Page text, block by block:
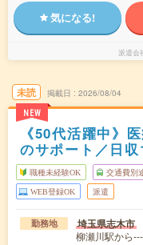
気になる!
派遣会
未読
NEW
掲載日 2026/08/04
《50代活躍中》
のサポート／日収
職種未経験OK 交通費別
WEB登録OK 派遣
勤務地 埼玉県志木市
柳瀬川駅から